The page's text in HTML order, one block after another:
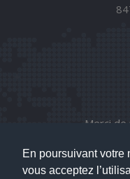
En poursuivant votre
vous acceptez
Merci de